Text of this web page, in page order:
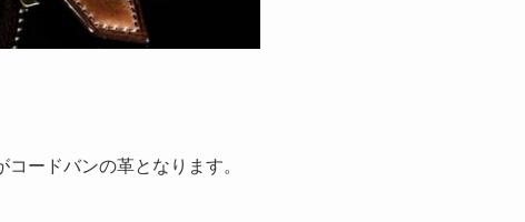
ードバンの革となります。